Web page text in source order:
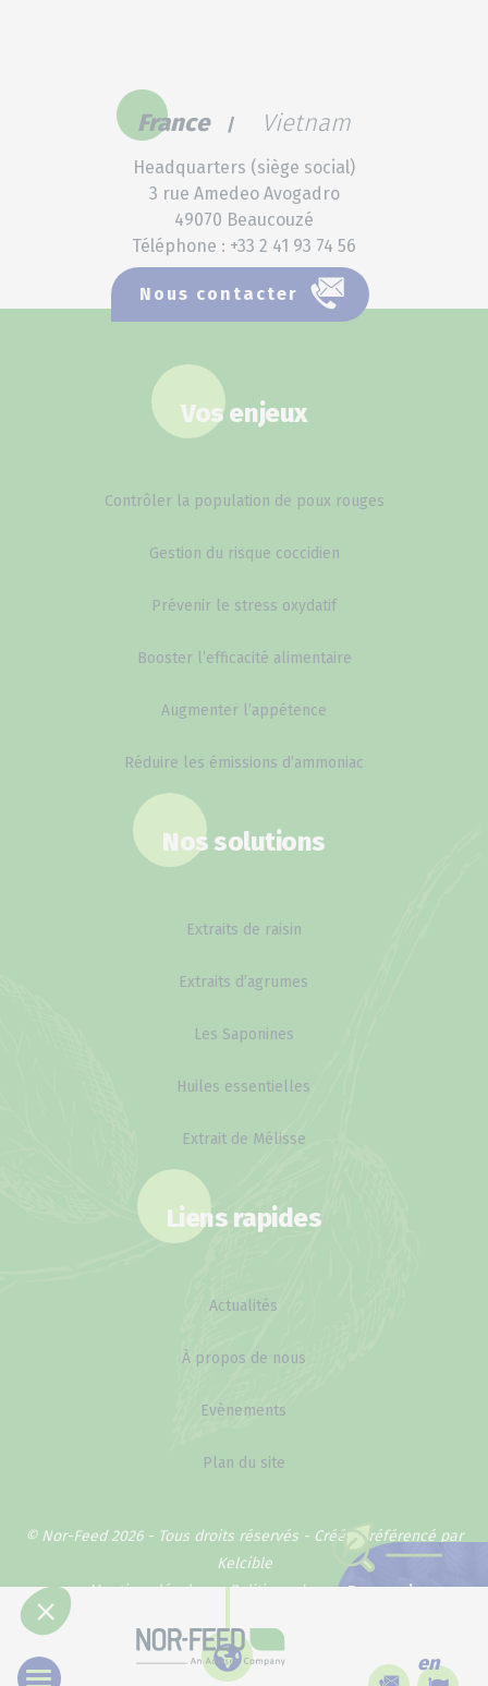
Pourquoi
France Vietnam
Headquarters (siège social)
3 rue Amedeo Avogadro
49070 Beaucouzé
Téléphone : +33 2 41 93 74 56
Nous contacter
Vos enjeux
Contrôler la population de poux rouges
Gestion du risque coccidien
Prévenir le stress oxydatif
Booster l’efficacité alimentaire
Augmenter l’appétence
Réduire les émissions d’ammoniac
Nos solutions
Extraits de raisin
Extraits d’agrumes
Les Saponines
Huiles essentielles
Extrait de Mélisse
Liens rapides
Actualités
À propos de nous
Evènements
Plan du site
© Nor-Feed 2026 - Tous droits réservés - Créé et référencé par
Kelcible
Mentions légales
Politique de confidentialité
en